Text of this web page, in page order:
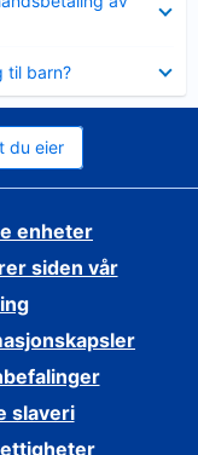
til barn?
du eier
enheter
siden vår
slaveri